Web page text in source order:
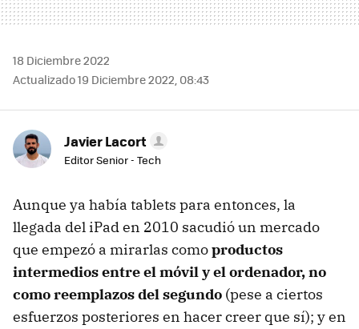
18 Diciembre 2022
Actualizado 19 Diciembre 2022, 08:43
Javier Lacort
Editor Senior - Tech
Aunque ya había tablets para entonces, la
llegada del iPad en 2010 sacudió un mercado
que empezó a mirarlas comoproductos
intermedios entre el móvil y el ordenador, no
como reemplazos del segundo (pese a ciertos
esfuerzos posteriores en hacer creer que sí); y en